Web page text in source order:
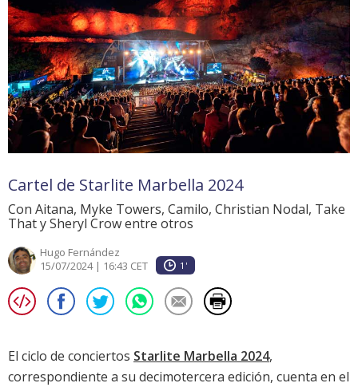
Cartel de Starlite Marbella 2024
Con Aitana, Myke Towers, Camilo, Christian Nodal, Take
That y Sheryl Crow entre otros
Hugo Fernández
15/07/2024 | 16:43 CET
1'
El ciclo de conciertos Starlite Marbella 2024,
correspondiente a su decimotercera edición, cuenta en el